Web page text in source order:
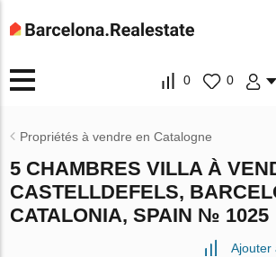
0 0
Propriétés à vendre en Catalogne
5 CHAMBRES VILLA À
CASTELLDEFELS,
CATALONIA, SPAIN № 1025
Ajouter